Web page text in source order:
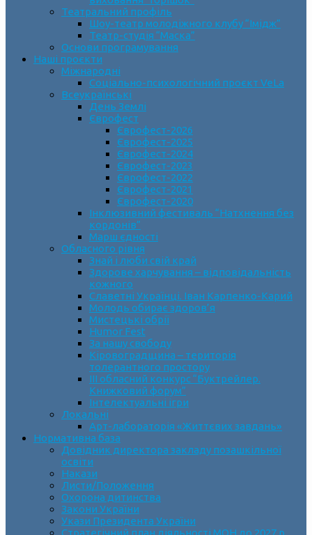
Театральний профіль
Шоу-театр молодіжного клубу “Імідж”
Театр-студія “Маска”
Основи програмування
Наші проєкти
Міжнародні
Соціально-психологічний проєкт VeLa
Всеукраїнські
День Землі
Єврофест
Єврофест-2026
Єврофест-2025
Єврофест-2024
Єврофест-2023
Єврофест-2022
Єврофест-2021
Єврофест-2020
Інклюзивний фестиваль “Натхнення без
кордонів”
Марш єдності
Обласного рівня
Знай і люби свій край
Здорове харчування – відповідальність
кожного
Славетні Українці. Іван Карпенко-Карий
Молодь обирає здоров’я
Мистецькі обрії
Humor Fest
За нашу свободу
Кіровоградщина – територія
толерантного простору
ІII обласний конкурс “Буктрейлер.
Книжковий форум”
Інтелектуальні ігри
Локальні
Арт-лабораторія «Життєвих завдань»
Нормативна база
Довідник директора закладу позашкільної
освіти
Накази
Листи/Положення
Охорона дитинства
Закони України
Укази Президента України
Стратегічний план діяльності МОН до 2027 р.